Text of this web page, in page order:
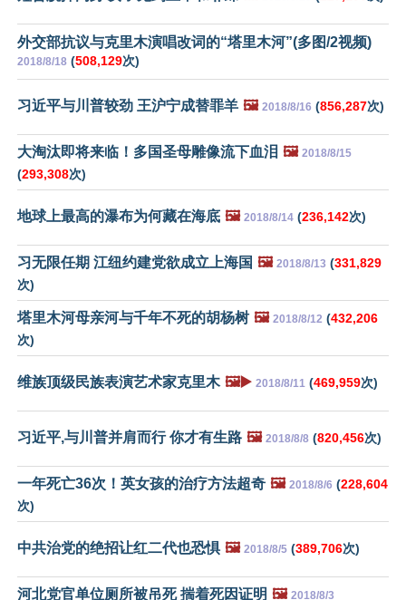
外交部抗议与克里木演唱改词的“塔里木河”(多图/2视频)
2018/8/18 (508,129次)
习近平与川普较劲 王沪宁成替罪羊 🖼️ 2018/8/16 (856,287次)
大淘汰即将来临！多国圣母雕像流下血泪 🖼️ 2018/8/15
(293,308次)
地球上最高的瀑布为何藏在海底 🖼️ 2018/8/14 (236,142次)
习无限任期 江纽约建党欲成立上海国 🖼️ 2018/8/13 (331,829
次)
塔里木河母亲河与千年不死的胡杨树 🖼️ 2018/8/12 (432,206
次)
维族顶级民族表演艺术家克里木 🖼️▶️ 2018/8/11 (469,959次)
习近平,与川普并肩而行 你才有生路 🖼️ 2018/8/8 (820,456次)
一年死亡36次！英女孩的治疗方法超奇 🖼️ 2018/8/6 (228,604
次)
中共治党的绝招让红二代也恐惧 🖼️ 2018/8/5 (389,706次)
河北党官单位厕所被吊死 揣着死因证明 🖼️ 2018/8/3